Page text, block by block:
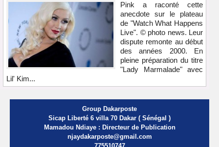
Pink a raconté cette
anecdote sur le plateau
de "Watch What Happens
Live". © photo news. Leur
dispute remonte au début
des années 2000. En
pleine préparation du titre
"Lady Marmalade" avec
Lil' Kim...
Group Dakarposte
Sicap Liberté 6 villa 70 Dakar ( Sénégal )
Mamadou Ndiaye : Directeur de Publication
njaydakarposte@gmail.com